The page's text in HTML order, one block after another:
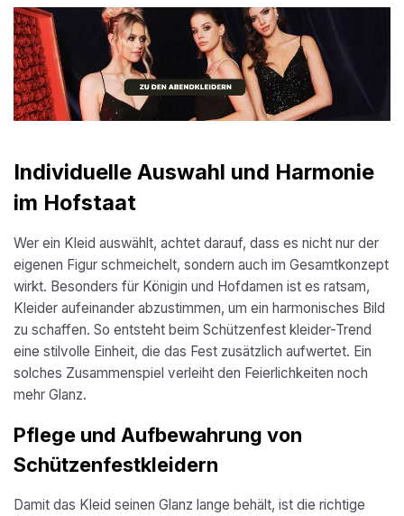
Individuelle Auswahl und Harmonie
im Hofstaat
Wer ein Kleid auswählt, achtet darauf, dass es nicht nur der
eigenen Figur schmeichelt, sondern auch im Gesamtkonzept
wirkt. Besonders für Königin und Hofdamen ist es ratsam,
Kleider aufeinander abzustimmen, um ein harmonisches Bild
zu schaffen. So entsteht beim Schützenfest kleider-Trend
eine stilvolle Einheit, die das Fest zusätzlich aufwertet. Ein
solches Zusammenspiel verleiht den Feierlichkeiten noch
mehr Glanz.
Pflege und Aufbewahrung von
Schützenfestkleidern
Damit das Kleid seinen Glanz lange behält, ist die richtige